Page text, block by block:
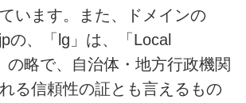
います。また、ドメインの
の、「lg」は、「Local
の略で、自治体・地方行政機関
る信頼性の証とも言えるもの